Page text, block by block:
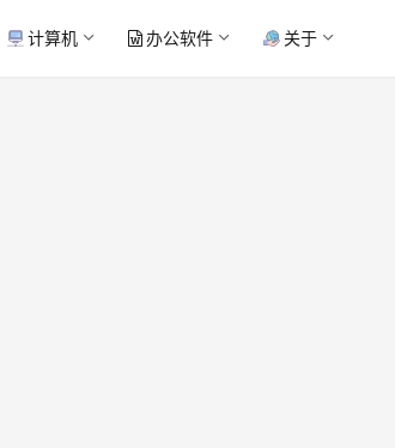
计算机 办公软件 关于